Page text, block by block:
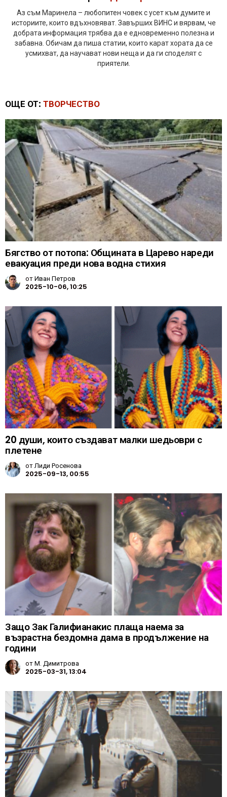
Аз съм Маринела – любопитен човек с усет към думите и
историите, които вдъхновяват. Завърших ВИНС и вярвам, че
добрата информация трябва да е едновременно полезна и
забавна. Обичам да пиша статии, които карат хората да се
усмихват, да научават нови неща и да ги споделят с
приятели.
ОЩЕ ОТ: ТВОРЧЕСТВО
Бягство от потопа: Общината в Царево нареди
евакуация преди нова водна стихия
отИван Петров
2025-10-06, 10:25
20 души, които създават малки шедьоври с
плетене
отЛиди Росенова
2025-09-13, 00:55
Защо Зак Галифианакис плаща наема за
възрастна бездомна дама в продължение на
години
отМ. Димитрова
2025-03-31, 13:04